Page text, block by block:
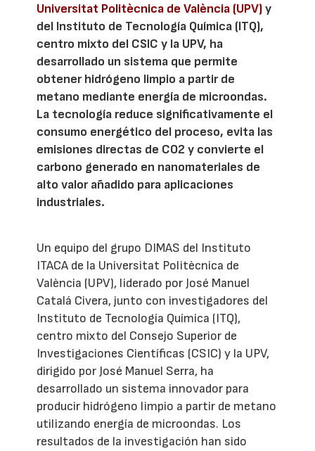
Universitat Politècnica de València (UPV)y
del Instituto de Tecnología Química (ITQ),
centro mixto del CSIC y la UPV, ha
desarrollado un sistema que permite
obtener hidrógeno limpio a partir de
metano mediante energía de microondas.
La tecnología reduce significativamente el
consumo energético del proceso, evita las
emisiones directas de CO2 y convierte el
carbono generado en nanomateriales de
alto valor añadido para aplicaciones
industriales.
Un equipo del grupo DIMAS del Instituto
ITACA de la Universitat Politècnica de
València (UPV), liderado por José Manuel
Catalá Civera, junto con investigadores del
Instituto de Tecnología Química (ITQ),
centro mixto del Consejo Superior de
Investigaciones Científicas (CSIC) y la UPV,
dirigido por José Manuel Serra, ha
desarrollado un sistema innovador para
producir hidrógeno limpio a partir de metano
utilizando energía de microondas. Los
resultados de la investigación han sido